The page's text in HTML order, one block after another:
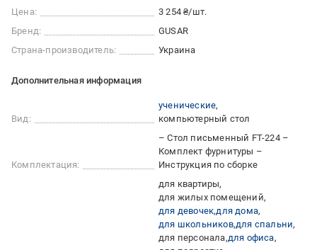
Цена:
3 254 ₴/шт.
Бренд:
GUSAR
Страна-производитель:
Украина
Дополнительная информация
Вид:
ученические
компьютерный стол
Комплектация:
– Стол письменный FT-224 –
Комплект фурнитуры –
Инструкция по сборке
для квартиры
для жилых помещений
для девочек для дома
для школьников для спальни
для персонала для офиса